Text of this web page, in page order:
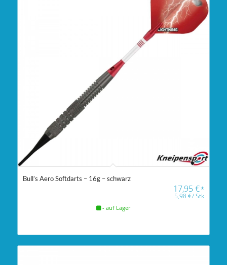
Bull’s Aero Softdarts – 16g – schwarz
17,95€*
5,98€/Stk
- auf Lager